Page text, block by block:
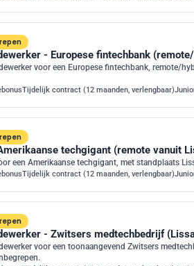
- Europese fintechbank
voor een Europese fintechbank, remote/
Tijdelijk contract (12 maanden, verlengbaar)
techgigant (remote vanuit
een Amerikaanse techgigant, met standplaats
Tijdelijk contract (12 maanden, verlengbaar)
- Zwitsers medtechbedrijf
voor een toonaangevend Zwitsers